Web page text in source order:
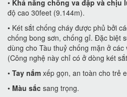
• Khả năng chống va đập và chịu
độ cao 30feet (9.144m).
• Két sắt chống cháy được phủ bởi
chống bong sơn, chống gỉ. Đặc biệt
dùng cho Tàu thuỷ chống mặn ở các
(Công nghệ này chỉ có ở dòng két
• Tay nắm xếp gọn, an toàn cho trẻ
• Màu sắc sang trọng.